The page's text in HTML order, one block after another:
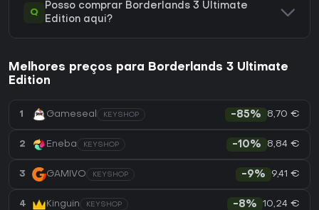
Q
Posso comprar Borderlands 3 Ultimate
Edition aqui?
Melhores preços para Borderlands 3 Ultimate
Edition
1 Gameseal KEYSHOP -85% 8,70 €
2 Eneba KEYSHOP -10% 8,84 €
3 GAMIVO KEYSHOP -9% 9,41 €
4 Kinguin KEYSHOP -8% 10,24 €